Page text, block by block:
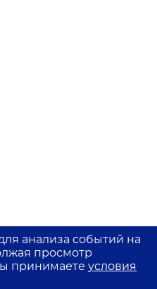
анализа событий на
просмотр
принимаете условия